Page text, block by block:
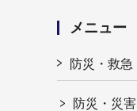
メニュー
防災・救急
防災・災害